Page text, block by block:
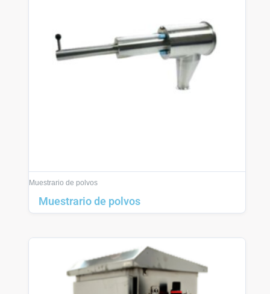
Muestrario de polvos
Muestrario de polvos